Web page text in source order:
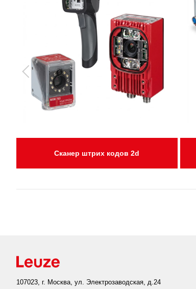
Сканер штрих кодов 2d
107023, г. Москва, ул. Электрозаводская, д.24